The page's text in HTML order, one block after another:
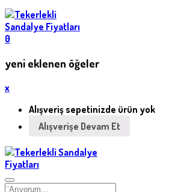
0
yeni eklenen öğeler
x
Alışveriş sepetinizde ürün yok
Alışverişe Devam Et